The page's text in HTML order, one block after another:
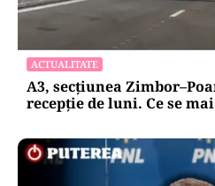
ACTUALITATE
A3, secțiunea
recepție de luni. Ce se